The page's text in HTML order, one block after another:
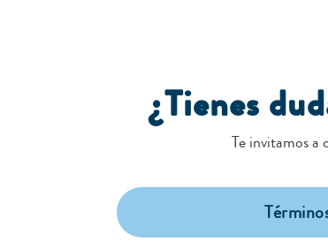
¿Tienes
Te invitamos a